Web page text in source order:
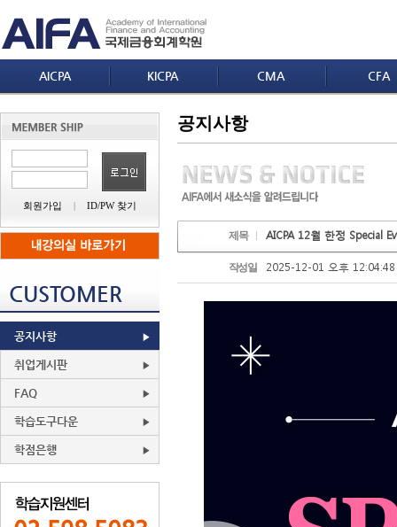
AICPA KICPA CMA CFA
회원가입 | ID/PW 찾기
CUSTOMER
공지사항
취업게시판
FAQ
학습도구다운
학점은행
공지사항
제목 AICPA 12월 한정 Special
작성일 2025-12-01 오후 12:04:48